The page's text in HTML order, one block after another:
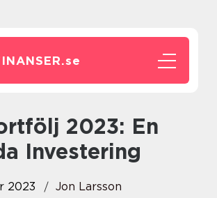
se
Investering
2023
Jon Larsson